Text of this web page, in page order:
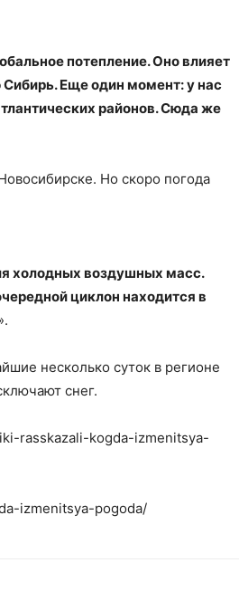
потепление. Оно влияет
Еще один момент: у нас
районов. Сюда же
Но скоро погода
холодных воздушных масс.
циклон находится в
несколько суток в регионе
снег.
rasskazali-kogda-izmenitsya-
izmenitsya-pogoda/